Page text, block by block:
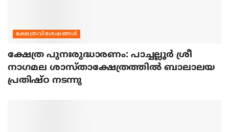
ക്ഷേത്രവിശേഷങ്ങള്‍
ക്ഷേത്ര പുനഃരുദ്ധാരണം: പാച്ചല്ലൂര്‍ ശ്രീ
നാഗമല ശാസ്താക്ഷേത്രത്തില്‍ ബാലാലയ
പ്രതിഷ്ഠ നടന്നു